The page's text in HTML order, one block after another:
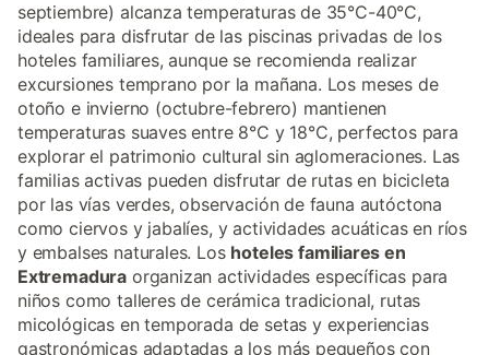
septiembre) alcanza temperaturas de 35°C-40°C,
ideales para disfrutar de las piscinas privadas de los
hoteles familiares, aunque se recomienda realizar
excursiones temprano por la mañana. Los meses de
otoño e invierno (octubre-febrero) mantienen
temperaturas suaves entre 8°C y 18°C, perfectos para
explorar el patrimonio cultural sin aglomeraciones. Las
familias activas pueden disfrutar de rutas en bicicleta
por las vías verdes, observación de fauna autóctona
como ciervos y jabalíes, y actividades acuáticas en ríos
y embalses naturales. Los hoteles familiares en
Extremadura organizan actividades específicas para
niños como talleres de cerámica tradicional, rutas
micológicas en temporada de setas y experiencias
gastronómicas adaptadas a los más pequeños con